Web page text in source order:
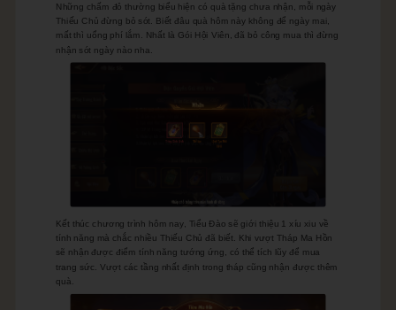
Những chấm đỏ thường biểu hiện có quà tặng chưa nhận, mỗi ngày
Thiếu Chủ đừng bỏ sót. Biết đâu quà hôm này không để ngày mai,
mất thì uổng phí lắm. Nhất là Gói Hội Viên, đã bỏ công mua thì đừng
nhận sót ngày nào nha.
Kết thúc chương trình hôm nay, Tiểu Đào sẽ giới thiệu 1 xíu xiu về
tính năng mà chắc nhiều Thiếu Chủ đã biết. Khi vượt Tháp Ma Hồn
sẽ nhận được điểm tính năng tướng ứng, có thể tích lũy để mua
trang sức. Vượt các tầng nhất định trong tháp cũng nhận được thêm
quà.